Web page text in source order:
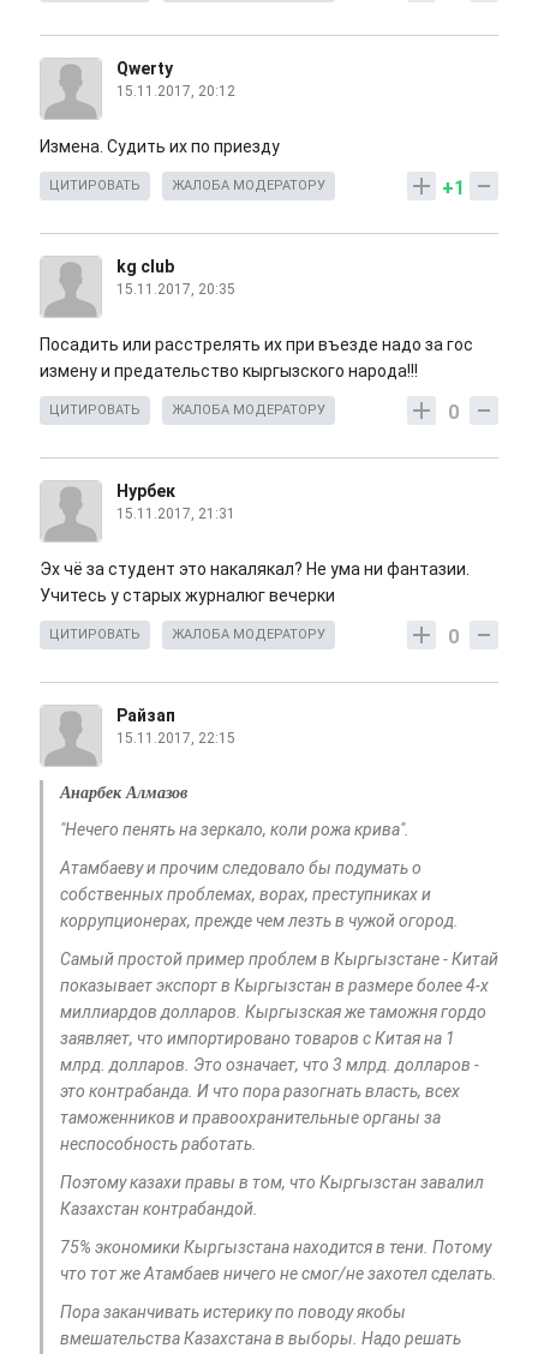
Qwerty
15.11.2017, 20:12
Измена. Судить их по приезду
+1
ЦИТИРОВАТЬ ЖАЛОБА МОДЕРАТОРУ
kg club
15.11.2017, 20:35
Посадить или расстрелять их при въезде надо за гос
измену и предательство кыргызского народа!!!
0
ЦИТИРОВАТЬ ЖАЛОБА МОДЕРАТОРУ
Нурбек
15.11.2017, 21:31
Эх чё за студент это накалякал? Не ума ни фантазии.
Учитесь у старых журналюг вечерки
0
ЦИТИРОВАТЬ ЖАЛОБА МОДЕРАТОРУ
Райзап
15.11.2017, 22:15
Анарбек Алмазов
"Нечего пенять на зеркало, коли рожа крива".
Атамбаеву и прочим следовало бы подумать о
собственных проблемах, ворах, преступниках и
коррупционерах, прежде чем лезть в чужой огород.
Самый простой пример проблем в Кыргызстане - Китай
показывает экспорт в Кыргызстан в размере более 4-х
миллиардов долларов. Кыргызская же таможня гордо
заявляет, что импортировано товаров с Китая на 1
млрд. долларов. Это означает, что 3 млрд. долларов -
это контрабанда. И что пора разогнать власть, всех
таможенников и правоохранительные органы за
неспособность работать.
Поэтому казахи правы в том, что Кыргызстан завалил
Казахстан контрабандой.
75% экономики Кыргызстана находится в тени. Потому
что тот же Атамбаев ничего не смог/не захотел сделать.
Пора заканчивать истерику по поводу якобы
вмешательства Казахстана в выборы. Надо решать